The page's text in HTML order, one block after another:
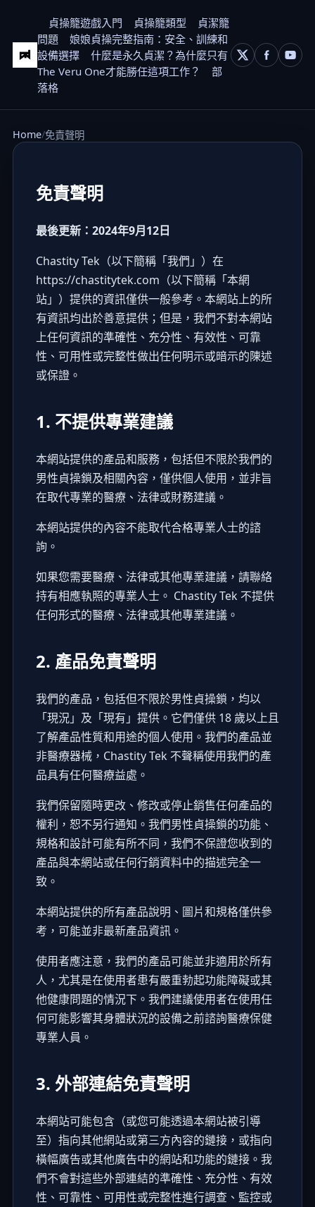
貞操籠遊戲入門 貞操籠類型
貞潔籠
問題
娘娘貞操完整指南：安全、訓練和
設備選擇
什麼是永久貞潔？為什麼只有
The Veru One才能勝任這項工作？
部
落格
Home 免責聲明
免責聲明
最後更新：2024年9月12日
Chastity Tek（以下簡稱「我們」）在
https://chastitytek.com （以下簡稱「本網
站」）提供的資訊僅供一般參考。本網站上的所
有資訊均出於善意提供；但是，我們不對本網站
上任何資訊的準確性、充分性、有效性、可靠
性、可用性或完整性做出任何明示或暗示的陳述
或保證。
1. 不提供專業建議
本網站提供的產品和服務，包括但不限於我們的
男性貞操鎖及相關內容，僅供個人使用，並非旨
在取代專業的醫療、法律或財務建議。
本網站提供的內容不能取代合格專業人士的諮
詢。
如果您需要醫療、法律或其他專業建議，請聯絡
持有相應執照的專業人士。 Chastity Tek 不提供
任何形式的醫療、法律或其他專業建議。
2. 產品免責聲明
我們的產品，包括但不限於男性貞操鎖，均以
「現況」及「現有」提供。它們僅供 18 歲以上且
了解產品性質和用途的個人使用。我們的產品並
非醫療器械，Chastity Tek 不聲稱使用我們的產
品具有任何醫療益處。
我們保留隨時更改、修改或停止銷售任何產品的
權利，恕不另行通知。我們男性貞操鎖的功能、
規格和設計可能有所不同，我們不保證您收到的
產品與本網站或任何行銷資料中的描述完全一
致。
本網站提供的所有產品說明、圖片和規格僅供參
考，可能並非最新產品資訊。
使用者應注意，我們的產品可能並非適用於所有
人，尤其是在使用者患有嚴重勃起功能障礙或其
他健康問題的情況下。我們建議使用者在使用任
何可能影響其身體狀況的設備之前諮詢醫療保健
專業人員。
3. 外部連結免責聲明
本網站可能包含（或您可能透過本網站被引導
至）指向其他網站或第三方內容的鏈接，或指向
橫幅廣告或其他廣告中的網站和功能的鏈接。我
們不會對這些外部連結的準確性、充分性、有效
性、可靠性、可用性或完整性進行調查、監控或